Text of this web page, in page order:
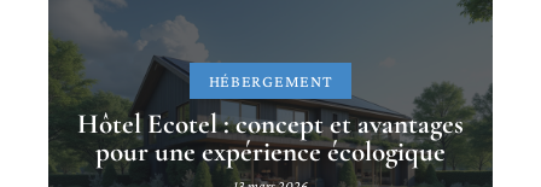
HÉBERGEMENT
Hôtel Ecotel : concept et avantages
pour une expérience écologique